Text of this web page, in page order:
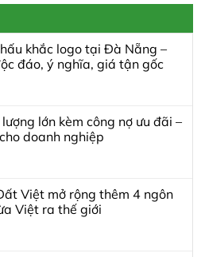
khắc logo tại Đà Nẵng –
đáo, ý nghĩa, giá tận gốc
lớn kèm công nợ ưu đãi –
doanh nghiệp
Việt mở rộng thêm 4 ngôn
Việt ra thế giới